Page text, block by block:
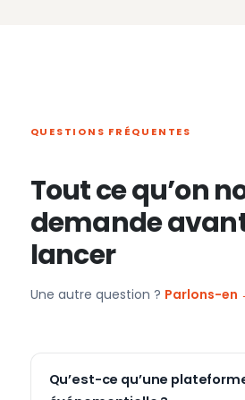
QUESTIONS FRÉQUENTES
Tout ce qu’on
demande
lancer
Une autre question ? Parlons-en
Qu’est-ce qu’une